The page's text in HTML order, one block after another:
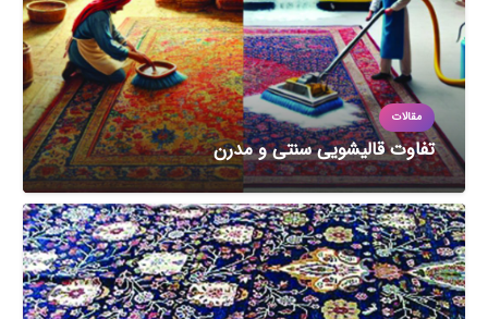
مقالات
تفاوت قالیشویی سنتی و مدرن